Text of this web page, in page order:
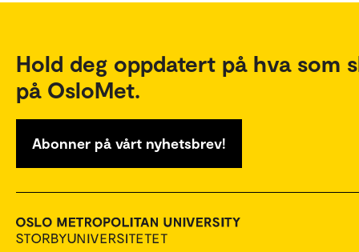
Hold deg oppdatert på hva som
på OsloMet.
Abonner på vårt nyhetsbrev!